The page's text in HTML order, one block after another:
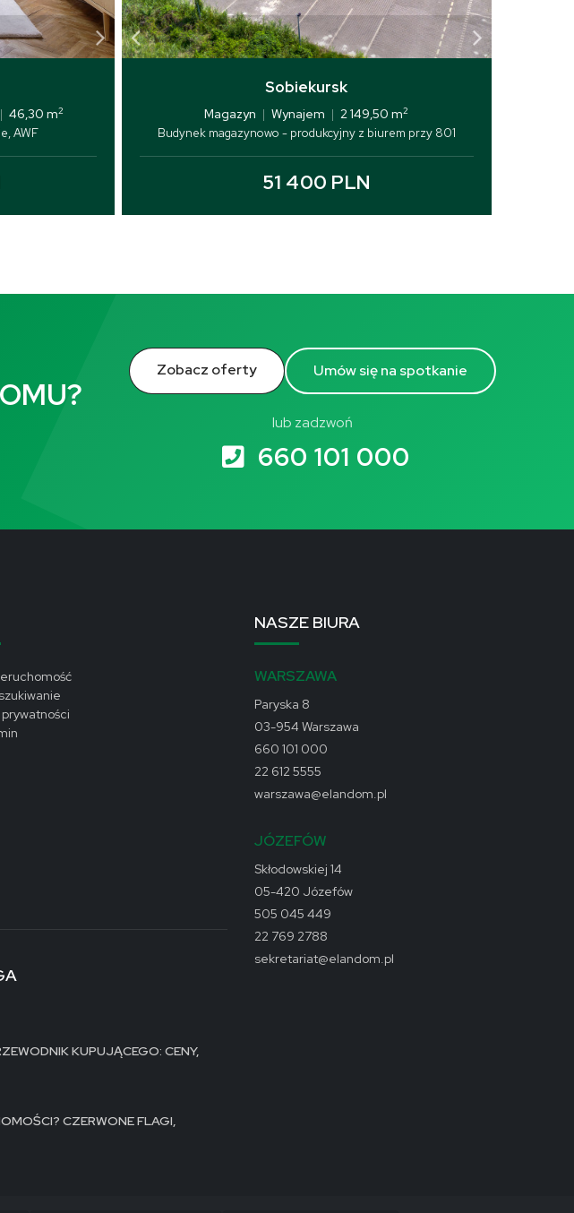
| 46,30 m2
AWF
Sobiekursk
Magazyn | Wynajem | 2 149,50 m2
Budynek magazynowo - produkcyjny z biurem przy 801
51 400 PLN
Zobacz oferty Umów się na spotkanie
lub zadzwoń
660 101 000
prywatności
KUPUJĄCEGO: CENY,
CZERWONE FLAGI,
NASZE BIURA
WARSZAWA
Paryska 8
03-954 Warszawa
660 101 000
22 612 5555
warszawa@elandom.pl
JÓZEFÓW
Skłodowskiej 14
05-420 Józefów
505 045 449
22 769 2788
sekretariat@elandom.pl